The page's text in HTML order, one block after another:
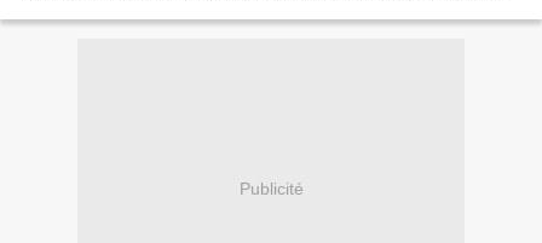
Publicité